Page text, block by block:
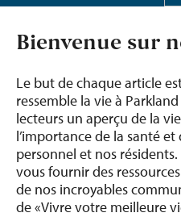
Bienvenue sur
Le but de chaque article
ressemble la vie à
lecteurs un aperçu de la
l’importance de la santé
personnel et nos
vous fournir des
de nos incroyables
de «Vivre votre meilleure